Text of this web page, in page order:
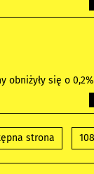
obniżyły się o
strona 108